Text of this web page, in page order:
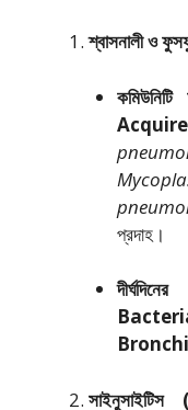
শ্বাসনালী ও
প্রদা‌হ।